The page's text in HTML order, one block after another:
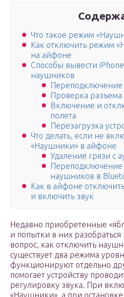
Что такое режим
Как отключить режим
на айфоне
Способы вывести
наушников
Проверка
Включение и
полета
Перезагрузка
Что делать, если не
«Наушники» в айфоне
Удаление грязи с
Переподключение
наушников в
Как в айфоне
и включить звук
Недавно приобретенные
и попытки в них
вопрос, как отключить
существует два режима
функционируют отдельно
помогает устройству
регулировку звука. При
«Наушники», а при